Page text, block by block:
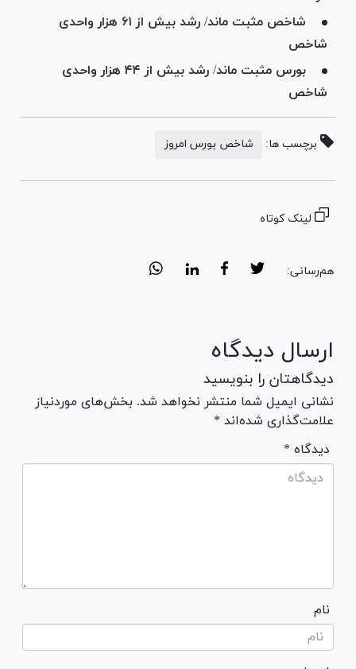
شاخص مثبت ماند/ رشد بیش از ۶۱ هزار واحدی
شاخص
بورس مثبت ماند/ رشد بیش از ۴۴ هزار واحدی
شاخص
برچسب ها: شاخص بورس امروز
لینک کوتاه
هم‌رسانی:
ارسال دیدگاه
دیدگاهتان را بنویسید
نشانی ایمیل شما منتشر نخواهد شد. بخش‌های موردنیاز
علامت‌گذاری شده‌اند *
* دیدگاه
نام